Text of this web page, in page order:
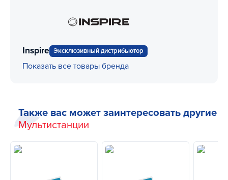
Inspire Эксклюзивный дистрибьютор
Показать все товары бренда
Также вас может заинтересовать другие
Мультистанции